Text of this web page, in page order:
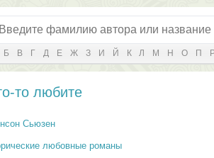
Б В Г Д Е Ж З И Й К Л М Н О П
то любите
Сьюзен
любовные романы